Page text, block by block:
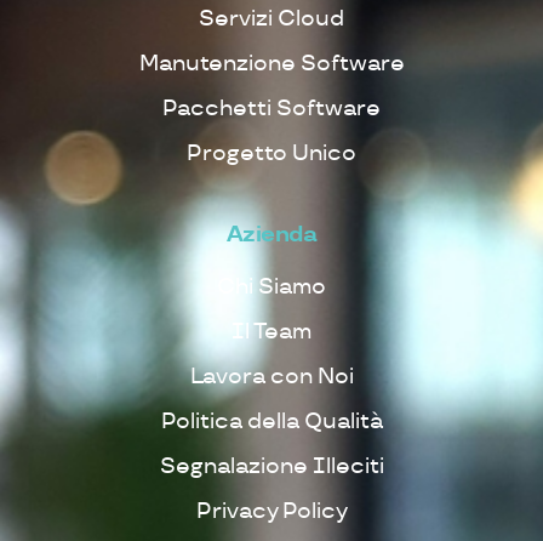
Servizi Cloud
Manutenzione Software
Pacchetti Software
Progetto Unico
Azienda
Chi Siamo
Il Team
Lavora con Noi
Politica della Qualità
Segnalazione Illeciti
Privacy Policy